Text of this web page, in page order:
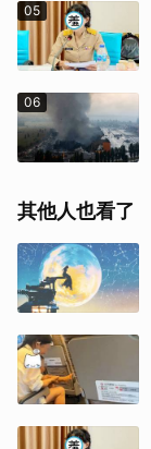
05
06
其他人也看了